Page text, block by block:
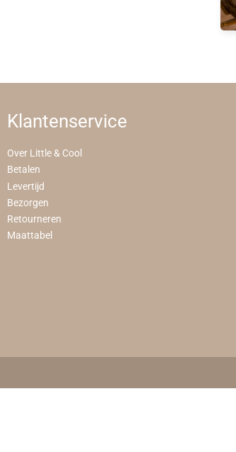
Klantenservice
Over Little & Cool
Betalen
Levertijd
Bezorgen
Retourneren
Maattabel